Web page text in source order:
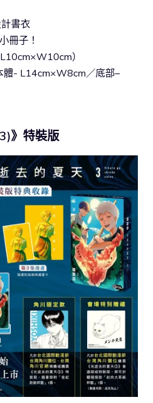
書衣
冊子！
）
- L14cm×W8cm／底部–
》特裝版